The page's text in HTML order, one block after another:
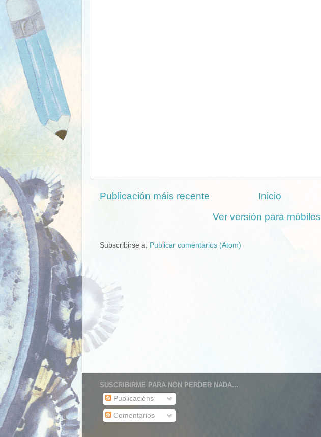
Publicación máis recente
Inicio
Ver versión para móbiles
Subscribirse a: Publicar comentarios (Atom)
SUSCRIBIRME PARA NON PERDER NADA...
Publicacións
Comentarios